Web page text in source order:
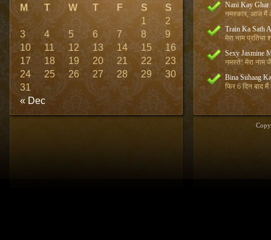
M T W T F S S
« Dec
1
2
3
4 5 6 7 8
9
10
11 12 13 14 15
16
17
18 19 20 21 22
23
24
25 26 27 28 29
30
31
Nani Kay Ghar
नमस्कार, आज मैं
Train Ka Sath
मेरा नाम प्रतिभा
Sexy Jasmine
नमस्ते! मेरा नाम
Bina Suhaag
फिर 6 दिन बाद